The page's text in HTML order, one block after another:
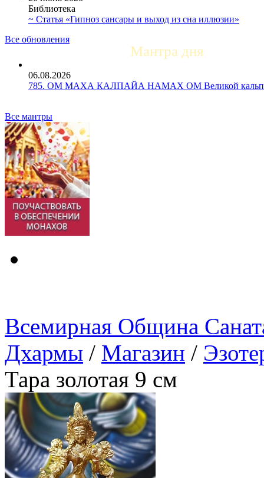
Библиотека
~ Статья «Гипноз сансары и выход из сна иллюзии»
Все обновления
Мантра дня
06.08.2026
785. ОМ МАХА КАЛПАЙА НАМАХ ОМ Великой кальпе
Все мантры
Всемирная Община
Дхармы / Магазин /
Тара золотая 9 см